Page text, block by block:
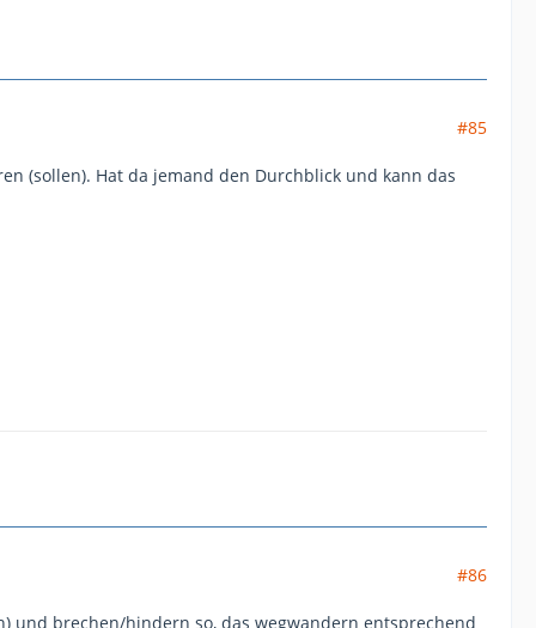
#85
(sollen). Hat da jemand den Durchblick und kann das
#86
und brechen/hindern so, das wegwandern entsprechend